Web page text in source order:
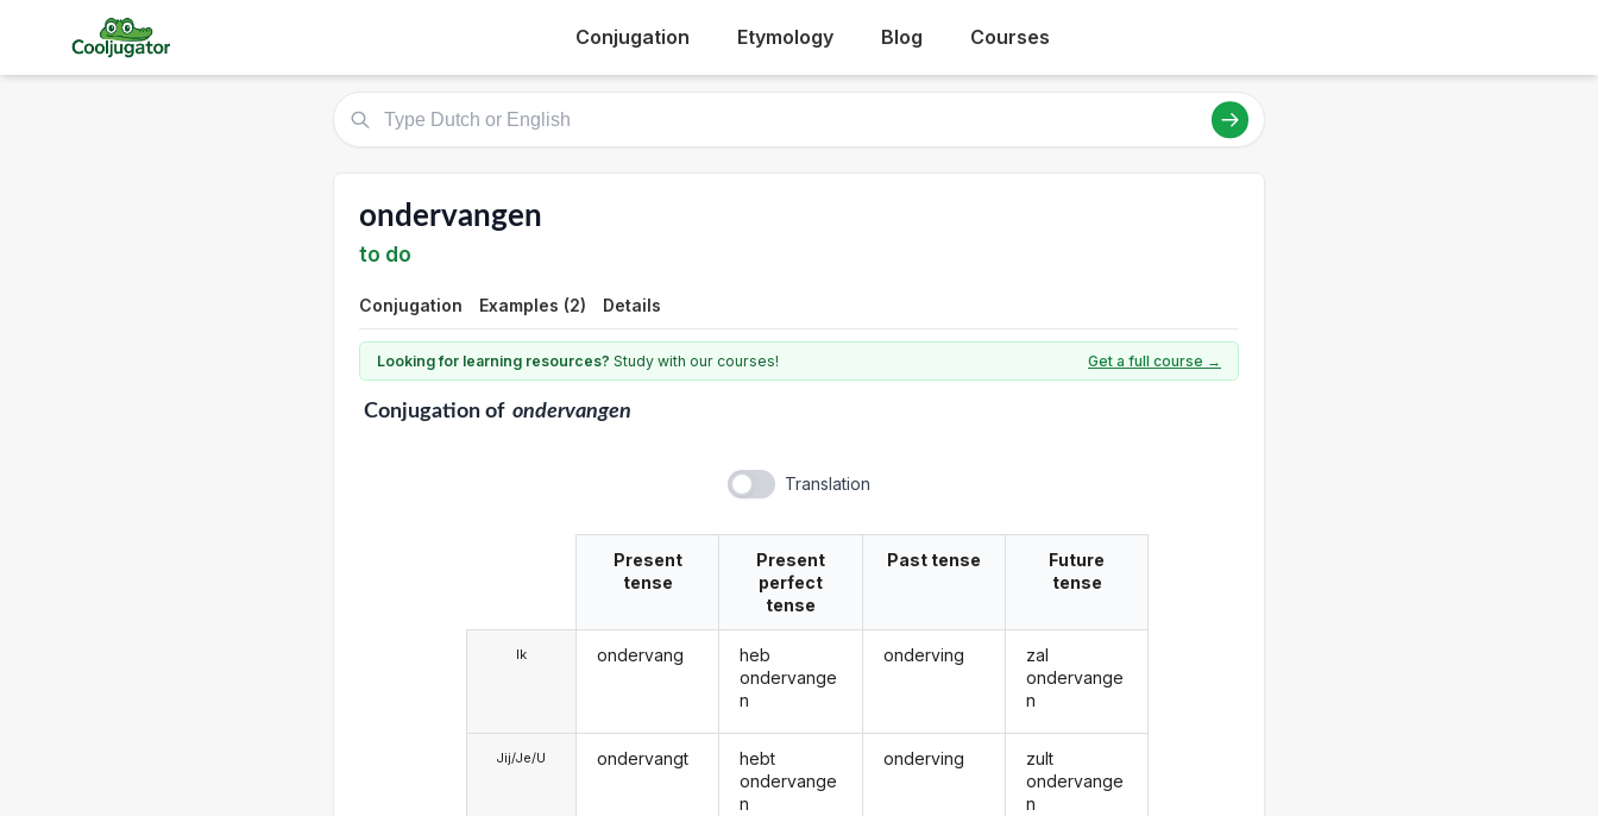
Conjugation Etymology Blog Courses
ondervangen
to do
Conjugation Examples (2) Details
Looking for learning resources? Study with our courses! Get a full course →
Conjugationof ondervangen
Translation
Ik
Jij/Je/U
Present
tense
ondervang
ondervangt
Present
perfect
tense
heb
ondervange
n
hebt
ondervange
n
Past tense
onderving
onderving
Future
tense
zal
ondervange
n
zult
ondervange
n